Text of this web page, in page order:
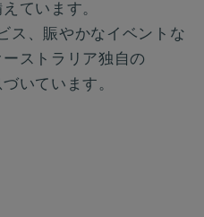
ています。
ス、賑やかなイベントな
ストラリア独自の
いています。